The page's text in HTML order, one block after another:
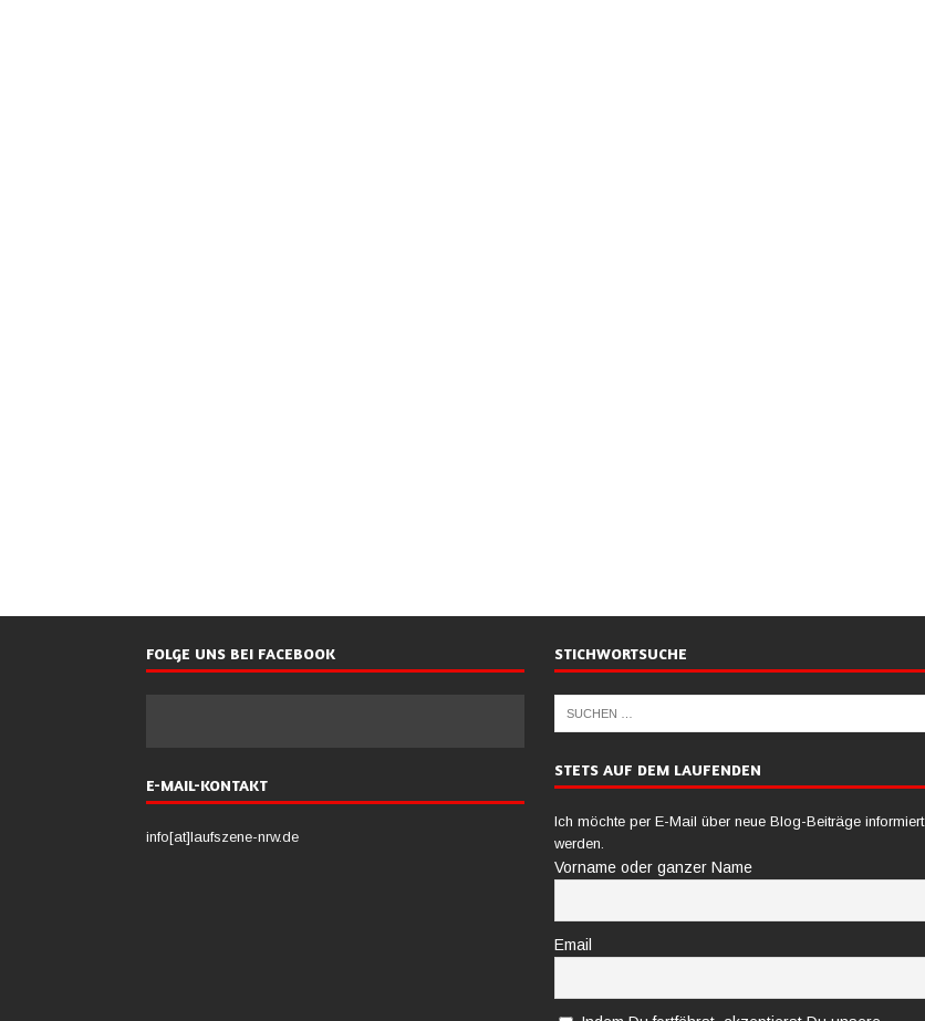
FOLGE UNS BEI FACEBOOK
E-MAIL-KONTAKT
info[at]laufszene-nrw.de
STICHWORTSUCHE
STETS AUF DEM LAUFENDEN
Ich möchte per E-Mail über neue Blog-Beiträge informiert
werden.
Vorname oder ganzer Name
Email